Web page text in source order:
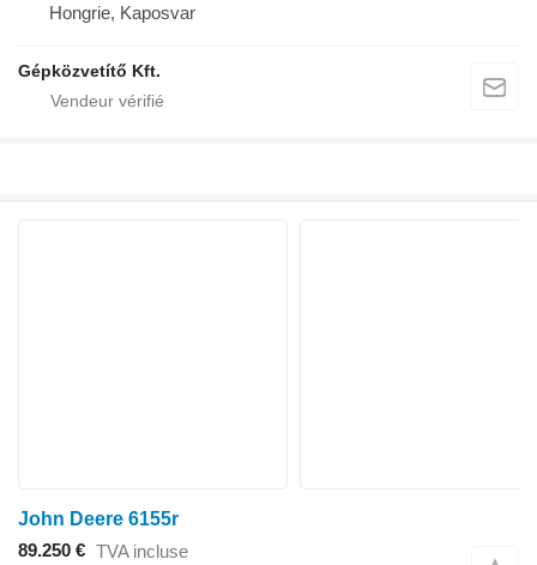
Hongrie, Kaposvar
Gépközvetítő Kft.
John Deere 6155r
89.250 € TVA incluse